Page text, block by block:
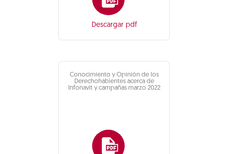
Descargar pdf
Conocimiento y Opinión de los
Derechohabientes acerca de
Infonavit y campañas marzo 2022